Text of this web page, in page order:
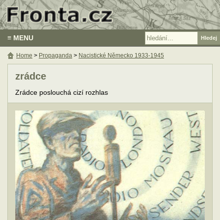
≡ MENU
zrádce
Zrádce poslouchá cizí rozhlas
Home > Propaganda > Nacistické Německo 1933-1945